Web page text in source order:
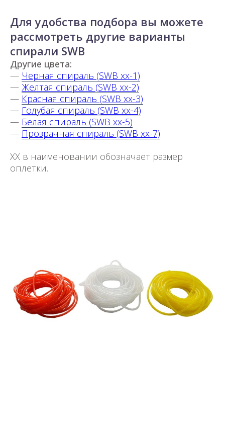
Для удобства подбора вы можете
рассмотреть другие варианты
спирали SWB
Другие цвета:
— Черная спираль (SWB xx-1)
— Желтая спираль (SWB xx-2)
— Красная спираль (SWB xx-3)
— Голубая спираль (SWB xx-4)
— Белая спираль (SWB xx-5)
— Прозрачная спираль (SWB xx-7)
XX в наименовании обозначает размер
оплетки.